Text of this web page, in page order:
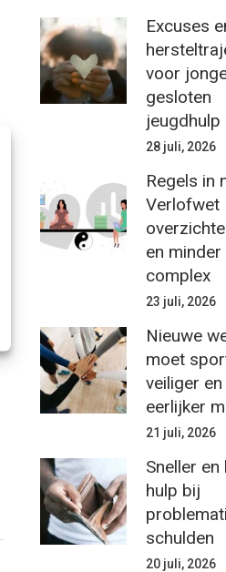
Excuses
voor
gesloten
jeugdhulp
28 juli, 2026
Regels in
Verlofwet
en minder
complex
23 juli, 2026
Nieuwe
moet
veiliger en
eerlijker
21 juli, 2026
Sneller en
hulp bij
schulden
20 juli, 2026